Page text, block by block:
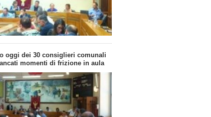
oggi dei 30 consiglieri comunali
momenti di frizione in aula